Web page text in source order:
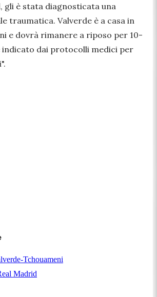
gli è stata diagnosticata una
traumatica. Valverde è a casa in
e dovrà rimanere a riposo per 10-
indicato dai protocolli medici per
Tchouameni
Madrid